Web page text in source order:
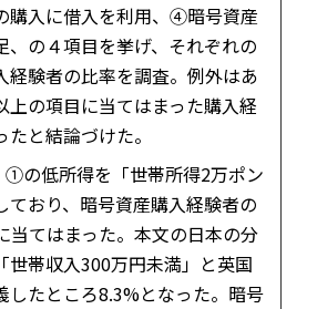
入に借入を利用、④暗号資産
、の４項目を挙げ、それぞれの
経験者の比率を調査。例外はあ
上の項目に当てはまった購入経
と結論づけた。
①の低所得を「世帯所得2万ポン
ており、暗号資産購入経験者の
当てはまった。本文の日本の分
世帯収入300万円未満」と英国
したところ8.3%となった。暗号